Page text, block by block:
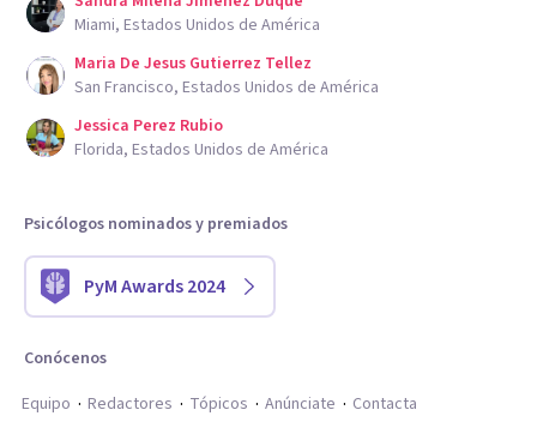
Miami, Estados Unidos de América
Maria De Jesus Gutierrez Tellez
San Francisco, Estados Unidos de América
Jessica Perez Rubio
Florida, Estados Unidos de América
Psicólogos nominados y premiados
PyM Awards 2024
Conócenos
Equipo
Redactores Tópicos Anúnciate Contacta